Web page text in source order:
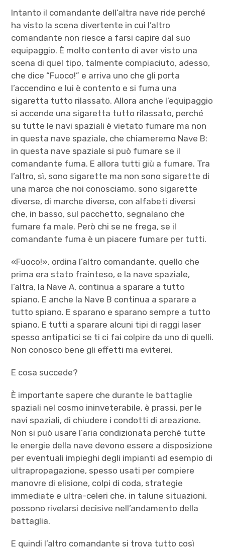
Intanto il comandante dell’altra nave ride perché
ha visto la scena divertente in cui l’altro
comandante non riesce a farsi capire dal suo
equipaggio. È molto contento di aver visto una
scena di quel tipo, talmente compiaciuto, adesso,
che dice “Fuoco!” e arriva uno che gli porta
l’accendino e lui è contento e si fuma una
sigaretta tutto rilassato. Allora anche l’equipaggio
si accende una sigaretta tutto rilassato, perché
su tutte le navi spaziali è vietato fumare ma non
in questa nave spaziale, che chiameremo Nave B:
in questa nave spaziale si può fumare se il
comandante fuma. E allora tutti giù a fumare. Tra
l’altro, sì, sono sigarette ma non sono sigarette di
una marca che noi conosciamo, sono sigarette
diverse, di marche diverse, con alfabeti diversi
che, in basso, sul pacchetto, segnalano che
fumare fa male. Però chi se ne frega, se il
comandante fuma è un piacere fumare per tutti.
«Fuoco!», ordina l’altro comandante, quello che
prima era stato frainteso, e la nave spaziale,
l’altra, la Nave A, continua a sparare a tutto
spiano. E anche la Nave B continua a sparare a
tutto spiano. E sparano e sparano sempre a tutto
spiano. E tutti a sparare alcuni tipi di raggi laser
spesso antipatici se ti ci fai colpire da uno di quelli.
Non conosco bene gli effetti ma eviterei.
E cosa succede?
È importante sapere che durante le battaglie
spaziali nel cosmo ininveterabile, è prassi, per le
navi spaziali, di chiudere i condotti di areazione.
Non si può usare l’aria condizionata perché tutte
le energie della nave devono essere a disposizione
per eventuali impieghi degli impianti ad esempio di
ultrapropagazione, spesso usati per compiere
manovre di elisione, colpi di coda, strategie
immediate e ultra-celeri che, in talune situazioni,
possono rivelarsi decisive nell’andamento della
battaglia.
E quindi l’altro comandante si trova tutto così